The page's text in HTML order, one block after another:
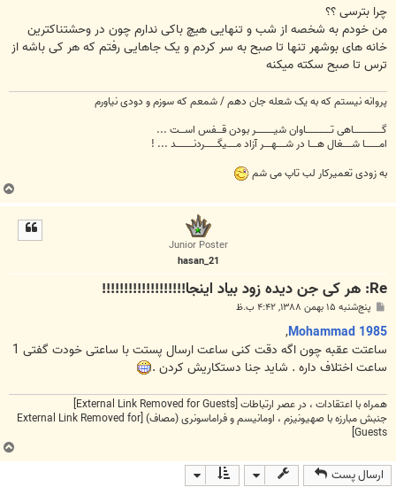
ت
چرا بترسی ؟؟
من خودم به شخصه از شب و تنهایی هیچ باکی ندارم چون در وحشتناکترین
خانه های بوشهر تنها تا صبح به سر کردم و یک جاهایی رفتم که هر کی باشه از
ترس تا صبح سکته میکنه
پروانه نیستم که به یک شعله جان دهم / شمعم که سوزم و دودی نیاورم
گــــــــــــــــاهی تــــــــــــــاوان شیــــــــــر بودن قـــفس اســـت ...
امــــــــا شـــــغال هــــا در شـــــهــــر آزاد مـــــیگـــــــردنــــــــــد ... !
به زودی تعمیرکار لب تاپ می شم
ب
ا
Junior Poster
hasan_21
Re: هر کی جن دیده زود بیاد اینجا!!!!!!!!!!!!!!!!!!!
پ
ت
پنج‌شنبه ۱۵ بهمن ۱۳۸۸, ۴:۴۲ ب.ظ
Mohammad 1985
,
ساعتت عقبه چون اگه دقت کنی ساعت ارسال پستت با ساعتی خودت گفتی 1
ساعت اختلاف داره . شاید جنا دستکاریش کردن .
همراه با اعتقادات ، در عصر ارتباطات[External Link Removed for Guests]
جنبش مبارزه با صهیونیزم ، اومانیسم و فراماسونری (مصاف) [External Link Removed for
Guests]
ب
ا
ارسال پست